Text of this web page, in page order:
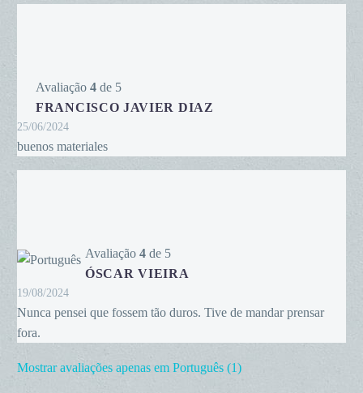
Avaliação 4 de 5
FRANCISCO JAVIER DIAZ
25/06/2024
buenos materiales
Avaliação 4 de 5
ÓSCAR VIEIRA
19/08/2024
Nunca pensei que fossem tão duros. Tive de mandar prensar
fora.
Mostrar avaliações apenas em Português (1)